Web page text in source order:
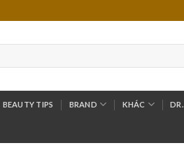
BEAUTY TIPS BRAND KHÁC